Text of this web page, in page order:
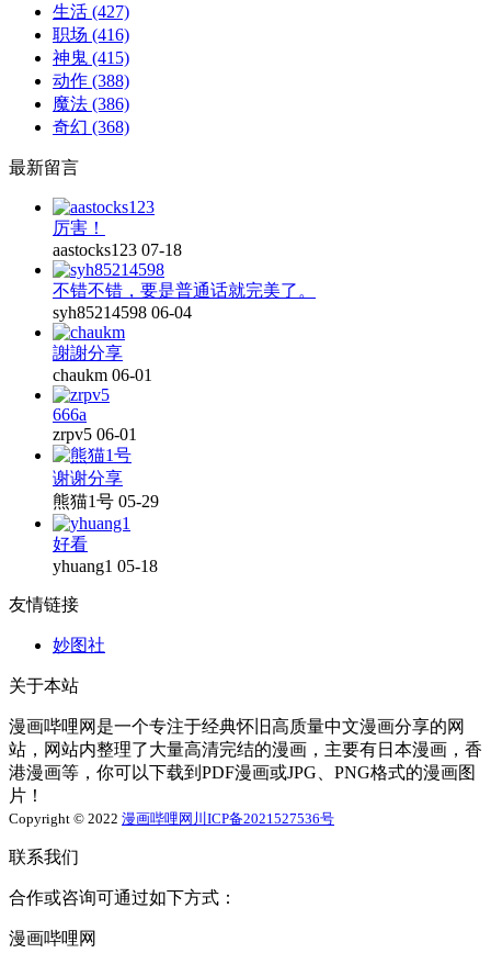
生活 (427)
职场 (416)
神鬼 (415)
动作 (388)
魔法 (386)
奇幻 (368)
最新留言
厉害！
aastocks123 07-18
不错不错，要是普通话就完美了。
syh85214598 06-04
謝謝分享
chaukm 06-01
666a
zrpv5 06-01
谢谢分享
熊猫1号 05-29
好看
yhuang1 05-18
友情链接
妙图社
关于本站
漫画哔哩网是一个专注于经典怀旧高质量中文漫画分享的网
站，网站内整理了大量高清完结的漫画，主要有日本漫画，香
港漫画等，你可以下载到PDF漫画或JPG、PNG格式的漫画图
片！
Copyright © 2022 漫画哔哩网 川ICP备2021527536号
联系我们
合作或咨询可通过如下方式：
漫画哔哩网